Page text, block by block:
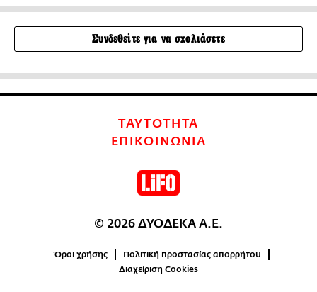
Συνδεθείτε για να σχολιάσετε
ΤΑΥΤΟΤΗΤΑ
ΕΠΙΚΟΙΝΩΝΙΑ
© 2026 ΔΥΟΔΕΚΑ Α.Ε.
Όροι χρήσης
Πολιτική προστασίας απορρήτου
Διαχείριση Cookies